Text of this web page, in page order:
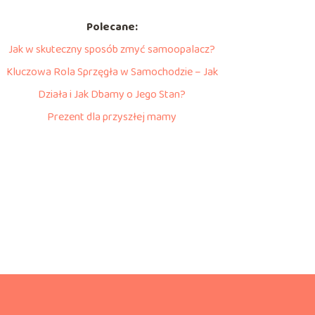
Polecane:
Jak w skuteczny sposób zmyć samoopalacz?
Kluczowa Rola Sprzęgła w Samochodzie – Jak
Działa i Jak Dbamy o Jego Stan?
Prezent dla przyszłej mamy